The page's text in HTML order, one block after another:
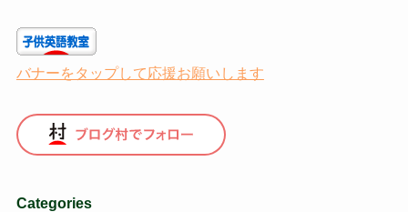
バナーをタップして応援お願いします
Categories